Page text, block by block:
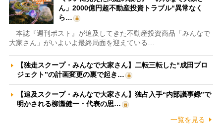
ん」2000億円超不動産投資トラブル“異常なく
ら…
本誌『週刊ポスト』が追及してきた不動産投資商品「みんなで
大家さん」がいよいよ最終局面を迎えている…
【独走スクープ・みんなで大家さん】二転三転した“成田プロ
ジェクト”の計画変更の裏で起き…
【追及スクープ・みんなで大家さん】独占入手“内部議事録”で
明かされる柳瀬健一・代表の思…
一覧を見る